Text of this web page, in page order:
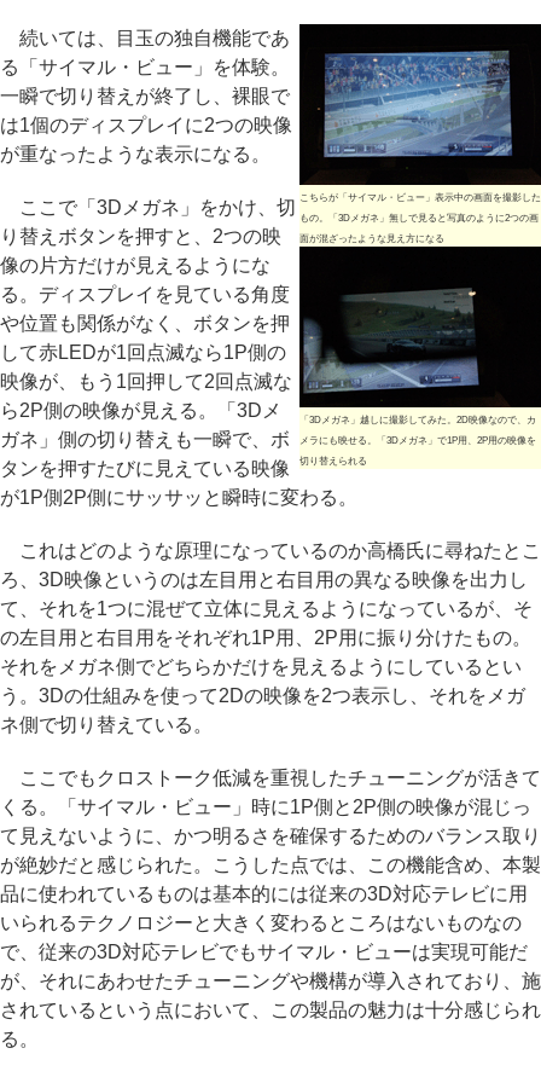
こちらが「サイマル・ビュー」表示中の画面を撮影した
もの。「3Dメガネ」無しで見ると写真のように2つの画
面が混ざったような見え方になる
「3Dメガネ」越しに撮影してみた。2D映像なので、カ
メラにも映せる。「3Dメガネ」で1P用、2P用の映像を
切り替えられる
続いては、目玉の独自機能であ
る「サイマル・ビュー」を体験。
一瞬で切り替えが終了し、裸眼で
は1個のディスプレイに2つの映像
が重なったような表示になる。
ここで「3Dメガネ」をかけ、切
り替えボタンを押すと、2つの映
像の片方だけが見えるようにな
る。ディスプレイを見ている角度
や位置も関係がなく、ボタンを押
して赤LEDが1回点滅なら1P側の
映像が、もう1回押して2回点滅な
ら2P側の映像が見える。「3Dメ
ガネ」側の切り替えも一瞬で、ボ
タンを押すたびに見えている映像
が1P側2P側にサッサッと瞬時に変わる。
これはどのような原理になっているのか高橋氏に尋ねたとこ
ろ、3D映像というのは左目用と右目用の異なる映像を出力し
て、それを1つに混ぜて立体に見えるようになっているが、そ
の左目用と右目用をそれぞれ1P用、2P用に振り分けたもの。
それをメガネ側でどちらかだけを見えるようにしているとい
う。3Dの仕組みを使って2Dの映像を2つ表示し、それをメガ
ネ側で切り替えている。
ここでもクロストーク低減を重視したチューニングが活きて
くる。「サイマル・ビュー」時に1P側と2P側の映像が混じっ
て見えないように、かつ明るさを確保するためのバランス取り
が絶妙だと感じられた。こうした点では、この機能含め、本製
品に使われているものは基本的には従来の3D対応テレビに用
いられるテクノロジーと大きく変わるところはないものなの
で、従来の3D対応テレビでもサイマル・ビューは実現可能だ
が、それにあわせたチューニングや機構が導入されており、施
されているという点において、この製品の魅力は十分感じられ
る。